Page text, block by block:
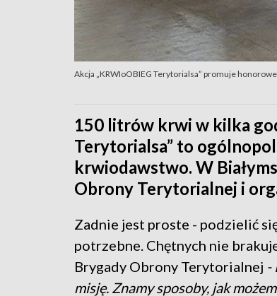
Akcja „KRWIoOBIEG Terytorialsa” promuje
150 litrów krwi w kilka
Terytorialsa” to
krwiodawstwo. W
Obrony Terytorialnej i
Zadnie jest proste - podzielić
potrzebne. Chętnych nie
Brygady Obrony Terytorialnej -
misję. Znamy sposoby, jak